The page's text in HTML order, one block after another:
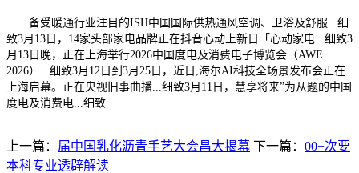
备受暖通行业注目的ISH中国国际供热通风空调、卫浴及舒服...细
致3月13日，14家头部家电品牌正在抖音心动上新日「心动家电...细致3
月13日晚，正在上海举行2026中国度电及消费电子博览会（AWE
2026）...细致3月12日到3月25日，近日,海尔AI科技全场景发布会正在
上海启幕。正在央视旧事曲播...细致3月11日，慧享将来”为从题的中国
度电及消费电...细致
上一篇： 届中国乳化沥青手艺大会昌大揭幕 下一篇： 00+次要
本科专业透辟解读